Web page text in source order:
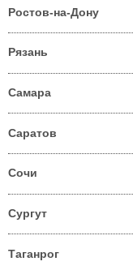
Ростов-на-Дону
Рязань
Самара
Саратов
Сочи
Сургут
Таганрог